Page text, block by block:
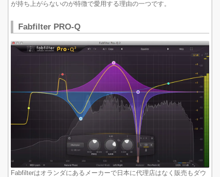
が持ち上がらないのが特徴で愛用する理由の一つです。
Fabfilter PRO-Q
Fabfilterはオランダにあるメーカーで日本に代理店はなく販売もダウ